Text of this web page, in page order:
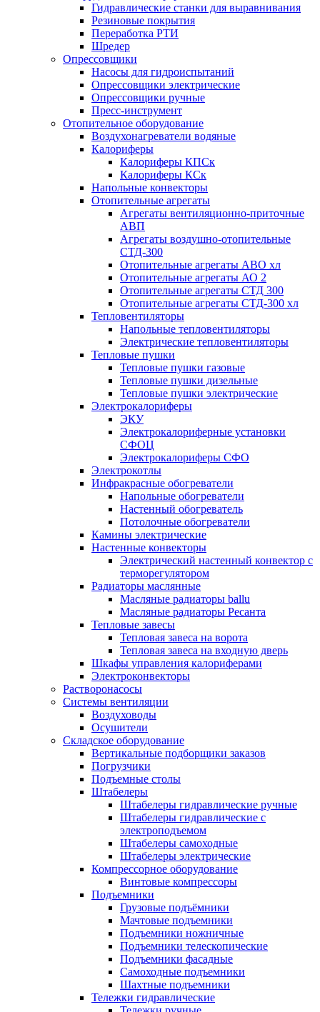
Гидравлические станки для выравнивания
Резиновые покрытия
Переработка РТИ
Шредер
Опрессовщики
Насосы для гидроиспытаний
Опрессовщики электрические
Опрессовщики ручные
Пресс-инструмент
Отопительное оборудование
Воздухонагреватели водяные
Калориферы
Калориферы КПСк
Калориферы КСк
Напольные конвекторы
Отопительные агрегаты
Агрегаты вентиляционно-приточные
АВП
Агрегаты воздушно-отопительные
СТД-300
Отопительные агрегаты АВО хл
Отопительные агрегаты АО 2
Отопительные агрегаты СТД 300
Отопительные агрегаты СТД-300 хл
Тепловентиляторы
Напольные тепловентиляторы
Электрические тепловентиляторы
Тепловые пушки
Тепловые пушки газовые
Тепловые пушки дизельные
Тепловые пушки электрические
Электрокалориферы
ЭКУ
Электрокалориферные установки
СФОЦ
Электрокалориферы СФО
Электрокотлы
Инфракрасные обогреватели
Напольные обогреватели
Настенный обогреватель
Потолочные обогреватели
Камины электрические
Настенные конвекторы
Электрический настенный конвектор с
терморегулятором
Радиаторы маслянные
Масляные радиаторы ballu
Масляные радиаторы Ресанта
Тепловые завесы
Тепловая завеса на ворота
Тепловая завеса на входную дверь
Шкафы управления калориферами
Электроконвекторы
Растворонасосы
Системы вентиляции
Воздуховоды
Осушители
Складское оборудование
Вертикальные подборщики заказов
Погрузчики
Подъемные столы
Штабелеры
Штабелеры гидравлические ручные
Штабелеры гидравлические с
электроподъемом
Штабелеры самоходные
Штабелеры электрические
Компрессорное оборудование
Винтовые компрессоры
Подъемники
Грузовые подъёмники
Мачтовые подъемники
Подъемники ножничные
Подъемники телескопические
Подъемники фасадные
Самоходные подъемники
Шахтные подъемники
Тележки гидравлические